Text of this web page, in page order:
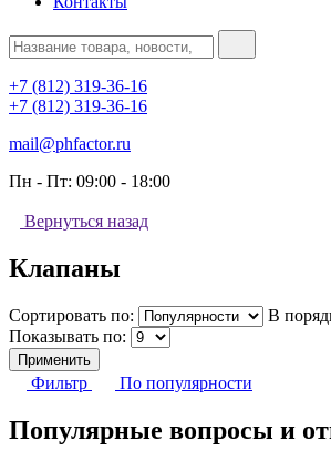
+7 (812) 319-36-16
+7 (812) 319-36-16
mail@phfactor.ru
Пн - Пт: 09:00 - 18:00
Вернуться назад
Клапаны
Сортировать по:
В
Показывать по:
Применить
Фильтр По популярности
Популярные вопросы и